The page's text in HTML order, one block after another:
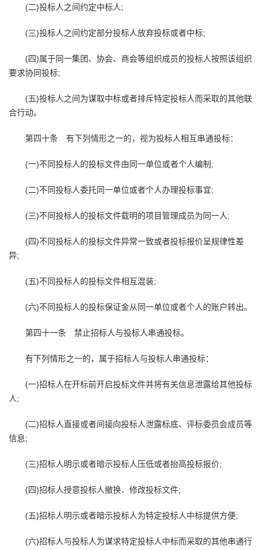
(二)投标人之间约定中标人;
(三)投标人之间约定部分投标人放弃投标或者中标;
(四)属于同一集团、协会、商会等组织成员的投标人按照该组织
要求协同投标;
(五)投标人之间为谋取中标或者排斥特定投标人而采取的其他联
合行动。
第四十条 有下列情形之一的，视为投标人相互串通投标：
(一)不同投标人的投标文件由同一单位或者个人编制;
(二)不同投标人委托同一单位或者个人办理投标事宜;
(三)不同投标人的投标文件载明的项目管理成员为同一人;
(四)不同投标人的投标文件异常一致或者投标报价呈规律性差
异;
(五)不同投标人的投标文件相互混装;
(六)不同投标人的投标保证金从同一单位或者个人的账户转出。
第四十一条 禁止招标人与投标人串通投标。
有下列情形之一的，属于招标人与投标人串通投标：
(一)招标人在开标前开启投标文件并将有关信息泄露给其他投标
人;
(二)招标人直接或者间接向投标人泄露标底、评标委员会成员等
信息;
(三)招标人明示或者暗示投标人压低或者抬高投标报价;
(四)招标人授意投标人撤换、修改投标文件;
(五)招标人明示或者暗示投标人为特定投标人中标提供方便;
(六)招标人与投标人为谋求特定投标人中标而采取的其他串通行